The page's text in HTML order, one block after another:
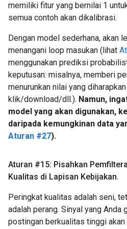
memiliki fitur yang bernilai 1
semua contoh akan dikalibrasi.
Dengan model sederhana, akan
menangani loop masukan (lihat
menggunakan prediksi
keputusan: misalnya, memberi
menurunkan nilai yang
klik/download/dll.). Namun,
model yang akan digunakan,
daripada kemungkinan data
Aturan #27).
Aturan #15: Pisahkan
Kualitas di Lapisan Kebijakan.
Peringkat kualitas adalah seni,
adalah perang. Sinyal yang Anda
postingan berkualitas tinggi